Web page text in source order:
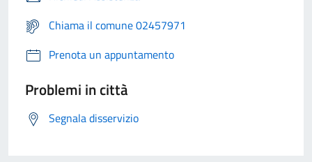
Chiama il comune 02457971
Prenota un appuntamento
Problemi in città
Segnala disservizio